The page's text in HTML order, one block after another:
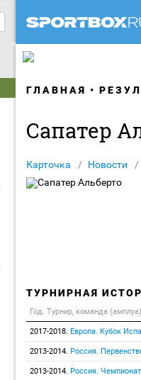
ГЛАВНАЯ
Сапатер
Карточка Новости
ТУРНИРНАЯ
Год. Турнир, команда (амплуа)
2017-2018. Европа. Кубок
2013-2014. Россия.
2013-2014. Россия.